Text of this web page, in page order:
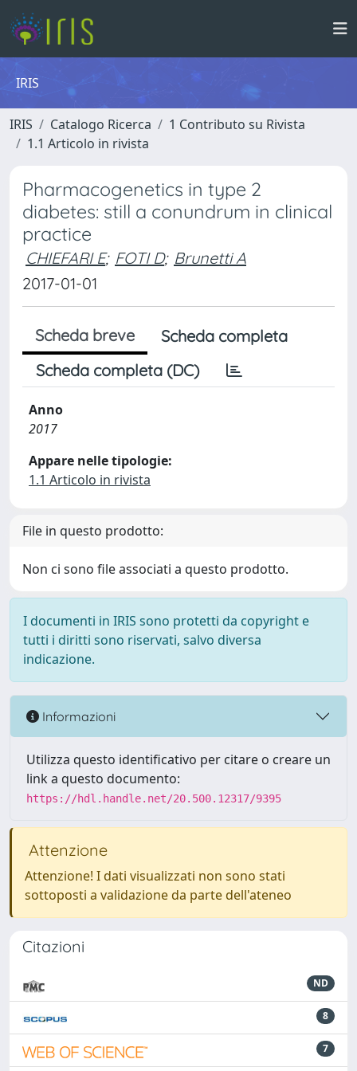
IRIS
IRIS Catalogo Ricerca
1 Contributo su Rivista
1.1 Articolo in rivista
Pharmacogenetics in type 2
diabetes: still a conundrum in clinical
practice
CHIEFARI E; FOTI D; Brunetti A
2017-01-01
Scheda breve
Scheda completa
Scheda completa (DC)
Anno
2017
Appare nelle tipologie:
1.1 Articolo in rivista
File in questo prodotto:
Non ci sono file associati a questo prodotto.
I documenti in IRIS sono protetti da copyright e
tutti i diritti sono riservati, salvo diversa
indicazione.
Informazioni
Utilizza questo identificativo per citare o creare un
link a questo documento:
https://hdl.handle.net/20.500.12317/9395
Attenzione
Attenzione! I dati visualizzati non sono stati
sottoposti a validazione da parte dell'ateneo
Citazioni
ND
8
7